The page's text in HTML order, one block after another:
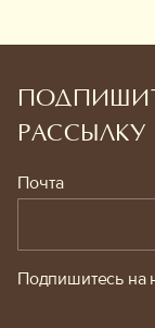
РАССЫЛКУ
Почта
Подпишитесь на